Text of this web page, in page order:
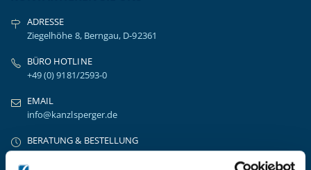
ADRESSE
Ziegelhöhe 8, Berngau, D-92361
BÜRO HOTLINE
+49 (0) 9181/2593-0
EMAIL
info@kanzlsperger.de
BERATUNG & BESTELLUNG
Montag – Donnerstag: 08:00 – 17:00
Freitag: 08:00 - 16:00